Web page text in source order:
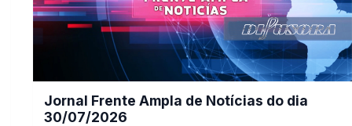
Jornal Frente Ampla de Notícias do dia
30/07/2026